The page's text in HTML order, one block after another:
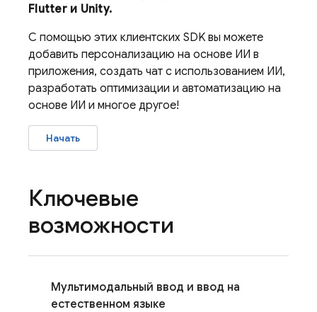
Flutter и Unity.
С помощью этих клиентских SDK вы можете
добавить персонализацию на основе ИИ в
приложения, создать чат с использованием ИИ,
разработать оптимизации и автоматизацию на
основе ИИ и многое другое!
Начать
Ключевые
возможности
Мультимодальный ввод и ввод на
естественном языке